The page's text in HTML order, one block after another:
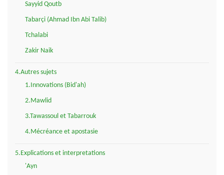
Sayyid Qoutb
Tabarçi (Ahmad Ibn Abi Talib)
Tchalabi
Zakir Naik
4.Autres sujets
1.Innovations (Bid'ah)
2.Mawlid
3.Tawassoul et Tabarrouk
4.Mécréance et apostasie
5.Explications et interpretations
'Ayn